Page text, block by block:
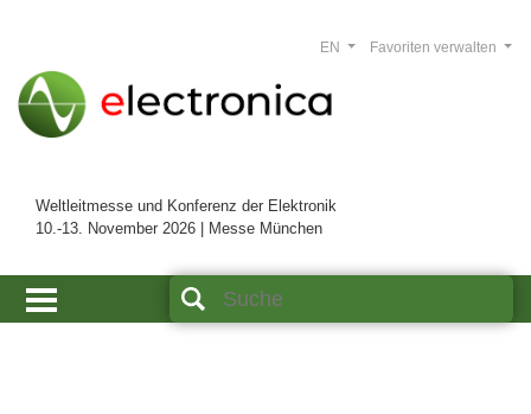
Weltleitmesse und Konferenz der Elektronik
10.-13. November 2026 | Messe München
Favoriten verwalten
EN